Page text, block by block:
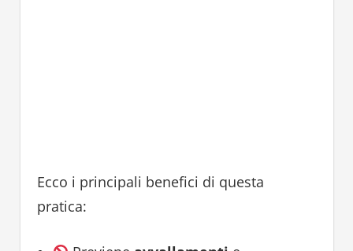
Ecco i principali benefici di questa
pratica: